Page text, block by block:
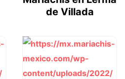
de Villada